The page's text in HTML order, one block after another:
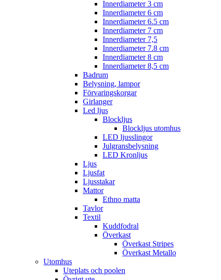
Innerdiameter 3 cm
Innerdiameter 6 cm
Innerdiameter 6.5 cm
Innerdiameter 7 cm
Innerdiameter 7,5
Innerdiameter 7.8 cm
Innerdiameter 8 cm
Innerdiameter 8,5 cm
Badrum
Belysning, lampor
Förvaringskorgar
Girlanger
Led ljus
Blockljus
Blockljus utomhus
LED ljusslingor
Julgransbelysning
LED Kronljus
Ljus
Ljusfat
Ljusstakar
Mattor
Ethno matta
Tavlor
Textil
Kuddfodral
Överkast
Överkast Stripes
Överkast Metallo
Utomhus
Uteplats och poolen